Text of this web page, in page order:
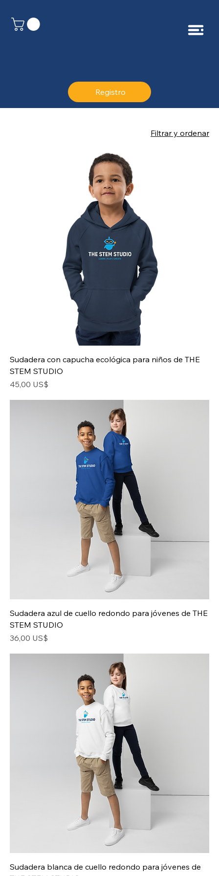
Registro
Filtrar y ordenar
Sudadera con capucha ecológica para niños de THE
STEM STUDIO
Precio
45,00 US$
Sudadera azul de cuello redondo para jóvenes de THE
STEM STUDIO
Precio
36,00 US$
Sudadera blanca de cuello redondo para jóvenes de